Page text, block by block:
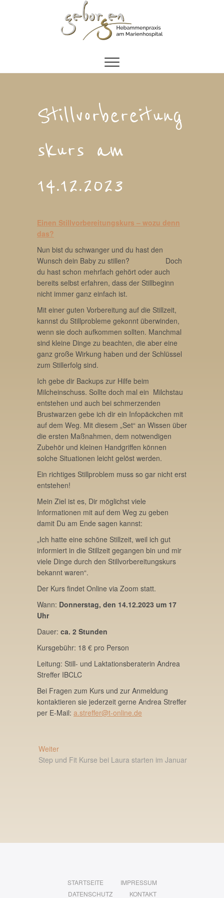
Stillvorbereitung
skurs am
14.12.2023
Einen Stillvorbereitungskurs – wozu denn
das?
Nun bist du schwanger und du hast den
Wunsch dein Baby zu stillen? Doch
du hast schon mehrfach gehört oder auch
bereits selbst erfahren, dass der Stillbeginn
nicht immer ganz einfach ist.
Mit einer guten Vorbereitung auf die Stillzeit,
kannst du Stillprobleme gekonnt überwinden,
wenn sie doch aufkommen sollten. Manchmal
sind kleine Dinge zu beachten, die aber eine
ganz große Wirkung haben und der Schlüssel
zum Stillerfolg sind.
Ich gebe dir Backups zur Hilfe beim
Milcheinschuss. Sollte doch mal ein Milchstau
entstehen und auch bei schmerzenden
Brustwarzen gebe ich dir ein Infopäckchen mit
auf dem Weg. Mit diesem „Set“ an Wissen über
die ersten Maßnahmen, dem notwendigen
Zubehör und kleinen Handgriffen können
solche Situationen leicht gelöst werden.
Ein richtiges Stillproblem muss so gar nicht erst
entstehen!
Mein Ziel ist es, Dir möglichst viele
Informationen mit auf dem Weg zu geben
damit Du am Ende sagen kannst:
„Ich hatte eine schöne Stillzeit, weil ich gut
informiert in die Stillzeit gegangen bin und mir
viele Dinge durch den Stillvorbereitungskurs
bekannt waren“.
Der Kurs findet Online via Zoom statt.
Wann: Donnerstag, den 14.12.2023 um 17
Uhr
Dauer: ca. 2 Stunden
Kursgebühr: 18 € pro Person
Leitung: Still- und Laktationsberaterin Andrea
Streffer IBCLC
Bei Fragen zum Kurs und zur Anmeldung
kontaktieren sie jederzeit gerne Andrea Streffer
per E-Mail: a.streffer@t-online.de
Beitragsnavigation
WeiterNächster
Beitrag:
Step und Fit Kurse bei Laura starten im Januar
STARTSEITE
IMPRESSUM
DATENSCHUTZ
KONTAKT